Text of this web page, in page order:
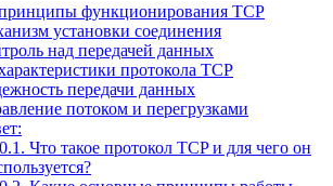
функционирования TCP
установки соединения
над передачей данных
протокола TCP
передачи данных
потоком и перегрузками
Что такое протокол TCP и для чего он